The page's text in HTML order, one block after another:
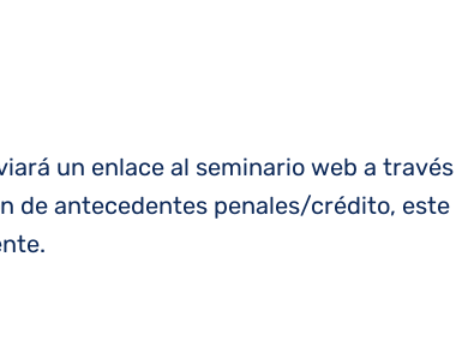
un enlace al seminario web a
de antecedentes penales/crédito, este